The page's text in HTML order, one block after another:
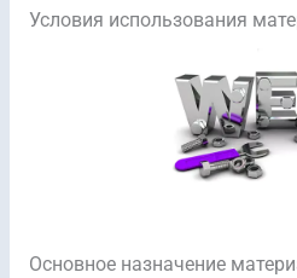
Условия использования
Основное назначение